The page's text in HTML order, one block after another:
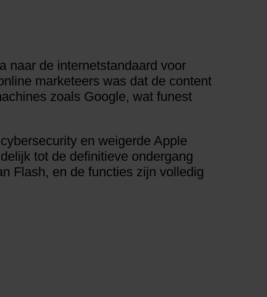
naar de internetstandaard voor
marketeers was dat de content
zoals Google, wat funest
en weigerde Apple
tot de definitieve ondergang
Flash, en de functies zijn volledig